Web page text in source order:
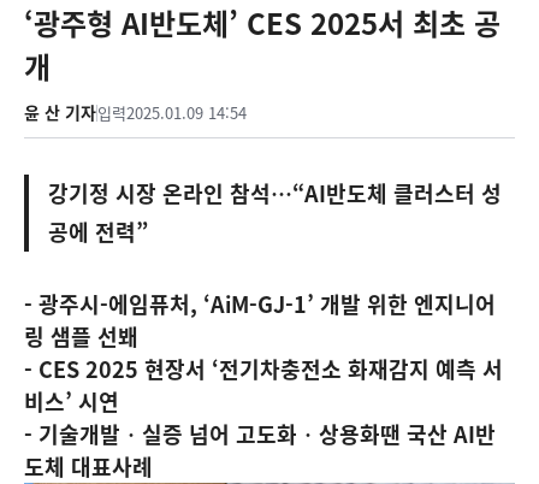
‘광주형 AI반도체’ CES 2025서 최초 공
개
윤 산 기자입력2025.01.09 14:54
강기정 시장 온라인 참석…“AI반도체 클러스터 성
공에 전력”
- 광주시-에임퓨처, ‘AiM-GJ-1’ 개발 위한 엔지니어
링 샘플 선봬
- CES 2025 현장서 ‘전기차충전소 화재감지 예측 서
비스’ 시연
- 기술개발‧실증 넘어 고도화‧상용화땐 국산 AI반
도체 대표사례